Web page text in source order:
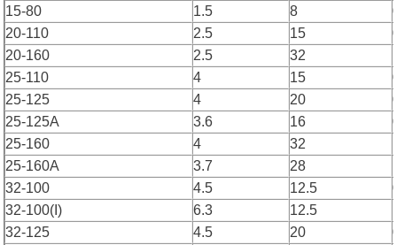
15-80
1.5 8
20-110
2.5 15
20-160
2.5 32
25-110
4 15
25-125
4 20
25-125A
3.6 16
25-160
4 32
25-160A
3.7 28
32-100
4.5 12.5
32-100(I)
6.3 12.5
32-125
4.5 20